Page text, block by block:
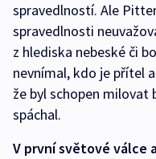
spravedlností. Ale
spravedlnosti
z hlediska nebeské či
nevnímal, kdo je přítel
že byl schopen milovat
spáchal.
V první světové válce